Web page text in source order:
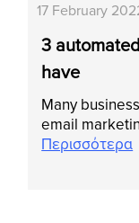
17 February
3
have
Many
email
Περισσότερα